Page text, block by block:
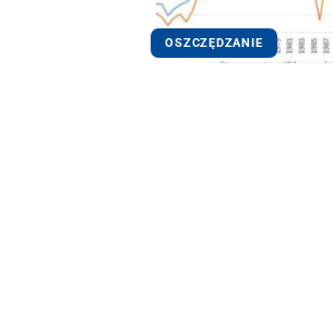
OSZCZĘDZANIE